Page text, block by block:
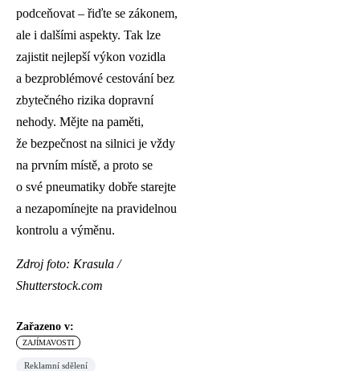
podceňovat – řiďte se zákonem,
ale i dalšími aspekty. Tak lze
zajistit nejlepší výkon vozidla
a bezproblémové cestování bez
zbytečného rizika dopravní
nehody. Mějte na paměti,
že bezpečnost na silnici je vždy
na prvním místě, a proto se
o své pneumatiky dobře starejte
a nezapomínejte na pravidelnou
kontrolu a výměnu.
Zdroj foto: Krasula /
Shutterstock.com
Zařazeno v:
ZAJÍMAVOSTI
Reklamní sdělení